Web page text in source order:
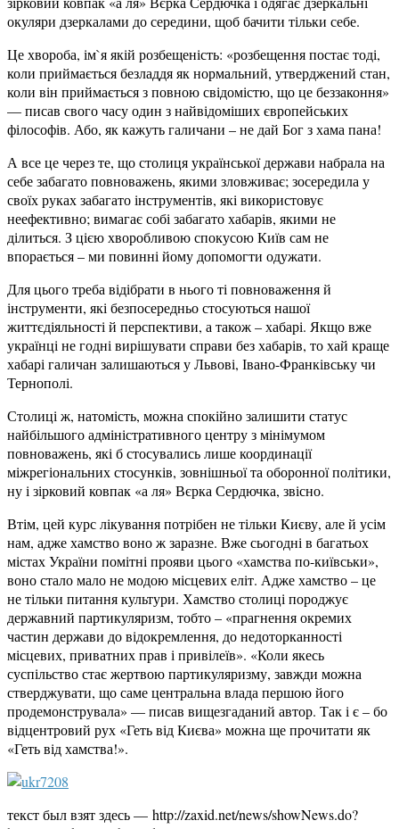
окуляри дзеркалами до середини, щоб бачити тільки себе.
Це хвороба, ім`я якій розбещеність: «розбещення постає тоді,
коли приймається безладдя як нормальний, утверджений стан,
коли він приймається з повною свідомістю, що це беззаконня»
— писав свого часу один з найвідоміших європейських
філософів. Або, як кажуть галичани – не дай Бог з хама пана!
А все це через те, що столиця української держави набрала на
себе забагато повноважень, якими зловживає; зосередила у
своїх руках забагато інструментів, які використовує
неефективно; вимагає собі забагато хабарів, якими не
ділиться. З цією хворобливою спокусою Київ сам не
впорається – ми повинні йому допомогти одужати.
Для цього треба відібрати в нього ті повноваження й
інструменти, які безпосередньо стосуються нашої
життєдіяльності й перспективи, а також – хабарі. Якщо вже
українці не годні вирішувати справи без хабарів, то хай краще
хабарі галичан залишаються у Львові, Івано-Франківську чи
Тернополі.
Столиці ж, натомість, можна спокійно залишити статус
найбільшого адміністративного центру з мінімумом
повноважень, які б стосувались лише координації
міжрегіональних стосунків, зовнішньої та оборонної політики,
ну і зірковий ковпак «а ля» Вєрка Сердючка, звісно.
Втім, цей курс лікування потрібен не тільки Києву, але й усім
нам, адже хамство воно ж заразне. Вже сьогодні в багатьох
містах України помітні прояви цього «хамства по-київськи»,
воно стало мало не модою місцевих еліт. Адже хамство – це
не тільки питання культури. Хамство столиці породжує
державний партикуляризм, тобто – «прагнення окремих
частин держави до відокремлення, до недоторканності
місцевих, приватних прав і привілеїв». «Коли якесь
суспільство стає жертвою партикуляризму, завжди можна
стверджувати, що саме центральна влада першою його
продемонструвала» — писав вищезгаданий автор. Так і є – бо
відцентровий рух «Геть від Києва» можна ще прочитати як
«Геть від хамства!».
текст был взят здесь — http://zaxid.net/news/showNews.do?